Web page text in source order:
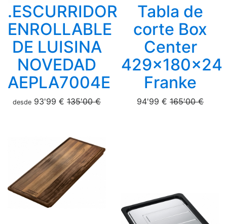
.ESCURRIDOR
ENROLLABLE
DE LUISINA
NOVEDAD
AEPLA7004E
desde 93'99 € 135'00 €
Tabla de
corte Box
Center
429x180x24
Franke
94'99 € 165'00 €